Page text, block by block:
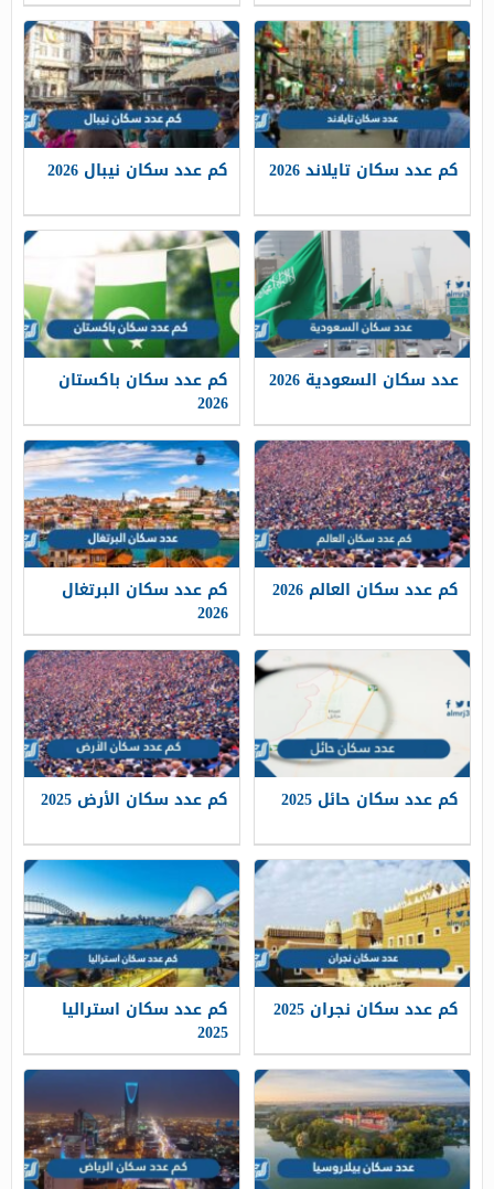
كم عدد سكان تايلاند 2026 كم عدد سكان نيبال 2026
عدد سكان السعودية 2026 كم عدد سكان باكستان
2026
كم عدد سكان العالم 2026 كم عدد سكان البرتغال
2026
كم عدد سكان حائل 2025 كم عدد سكان الأرض 2025
كم عدد سكان نجران 2025 كم عدد سكان استراليا
2025